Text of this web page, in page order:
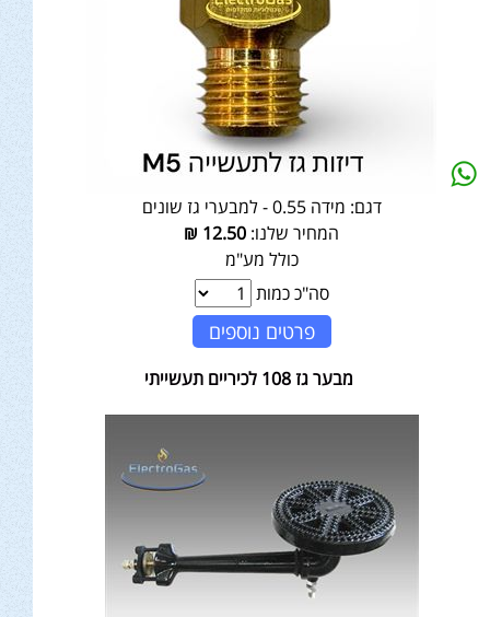
דגם: מידה 0.55 - למבערי גז שונים
המחיר שלנו: 12.50
₪
כולל מע"מ
סה"כ כמות
פרטים נוספים
מבער גז 108 לכיריים תעשייתי